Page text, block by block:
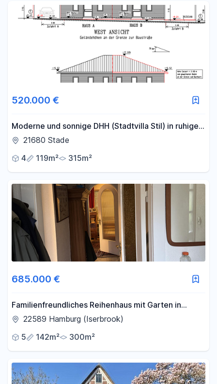
520.000 €
Moderne und sonnige DHH (Stadtvilla Stil) in ruhiger
Lage (zentralgelegene Lage in 21680 Stade)
21680 Stade
4
119m² 315m²
685.000 €
Familienfreundliches Reihenhaus mit Garten in
begehrter Wohnlage von Hamburg-Iserbrook
22589 Hamburg (Iserbrook)
5
142m² 300m²